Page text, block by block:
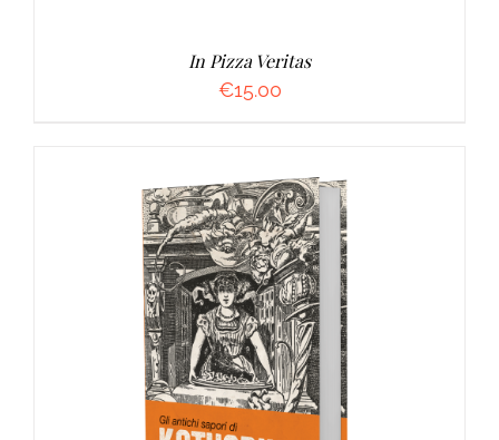
In Pizza Veritas
€15.00
AGGIUNGI AL CARRELLO / DETTAGLI